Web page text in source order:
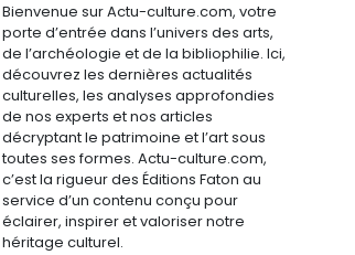
Bienvenue sur Actu-culture.com, votre
porte d’entrée dans l’univers des arts,
de l’archéologie et de la bibliophilie. Ici,
découvrez les dernières actualités
culturelles, les analyses approfondies
de nos experts et nos articles
décryptant le patrimoine et l’art sous
toutes ses formes. Actu-culture.com,
c’est la rigueur des Éditions Faton au
service d’un contenu conçu pour
éclairer, inspirer et valoriser notre
héritage culturel.